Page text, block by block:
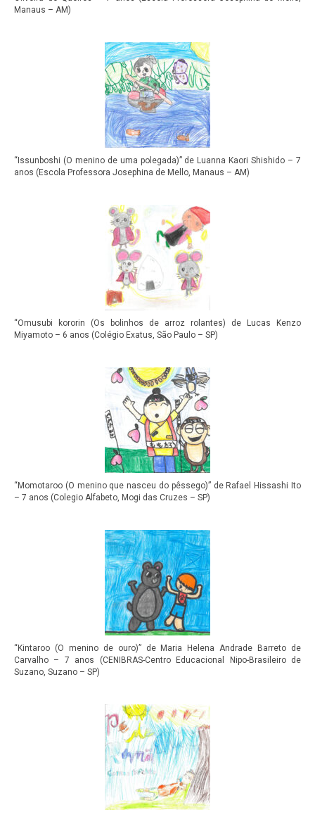
Manaus – AM)
“Issunboshi (O menino de uma polegada)” de Luanna Kaori Shishido – 7
anos (Escola Professora Josephina de Mello, Manaus – AM)
“Omusubi kororin (Os bolinhos de arroz rolantes) de Lucas Kenzo
Miyamoto – 6 anos (Colégio Exatus, São Paulo – SP)
“Momotaroo (O menino que nasceu do pêssego)” de Rafael Hissashi Ito
– 7 anos (Colegio Alfabeto, Mogi das Cruzes – SP)
“Kintaroo (O menino de ouro)” de Maria Helena Andrade Barreto de
Carvalho – 7 anos (CENIBRAS-Centro Educacional Nipo-Brasileiro de
Suzano, Suzano – SP)